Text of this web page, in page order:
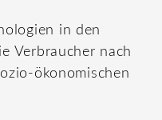
in den
Verbraucher nach
ökonomischen